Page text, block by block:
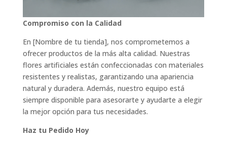
Compromiso con la Calidad
En [Nombre de tu tienda], nos comprometemos a
ofrecer productos de la más alta calidad. Nuestras
flores artificiales están confeccionadas con materiales
resistentes y realistas, garantizando una apariencia
natural y duradera. Además, nuestro equipo está
siempre disponible para asesorarte y ayudarte a elegir
la mejor opción para tus necesidades.
Haz tu Pedido Hoy